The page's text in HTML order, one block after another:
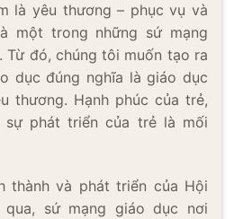
là yêu thương – phục vụ và
một trong những sứ mạng
Từ đó, chúng tôi muốn tạo ra
dục đúng nghĩa là giáo dục
thương. Hạnh phúc của trẻ,
phát triển của trẻ là mối
thành và phát triển của Hội
sứ mạng giáo dục nơi